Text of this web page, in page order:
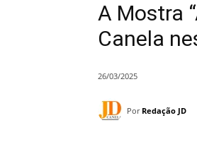
A Mostra
Canela
26/03/2025
Por Redação JD